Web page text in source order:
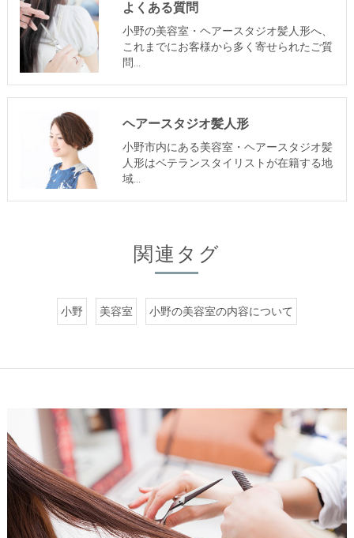
よくある質問
小野の美容室・ヘアースタジオ髪人形へ、
これまでにお客様から多く寄せられたご質
問…
ヘアースタジオ髪人形
小野市内にある美容室・ヘアースタジオ髪
人形はベテランスタイリストが在籍する地
域…
関連タグ
小野 美容室 小野の美容室の内容について